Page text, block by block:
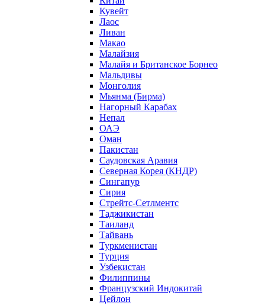
Кувейт
Лаос
Ливан
Макао
Малайзия
Малайя и Британское Борнео
Мальдивы
Монголия
Мьянма (Бирма)
Нагорный Карабах
Непал
ОАЭ
Оман
Пакистан
Саудовская Аравия
Северная Корея (КНДР)
Сингапур
Сирия
Стрейтс-Сетлментс
Таджикистан
Таиланд
Тайвань
Туркменистан
Турция
Узбекистан
Филиппины
Французский Индокитай
Цейлон